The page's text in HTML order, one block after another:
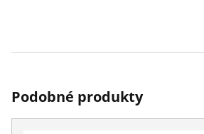
Podobné produkty